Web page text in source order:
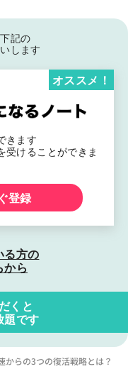
記の
します
きます
受けることができま
オススメ！
登録
る方の
から
くと
題です
らの3つの復活戦略とは？